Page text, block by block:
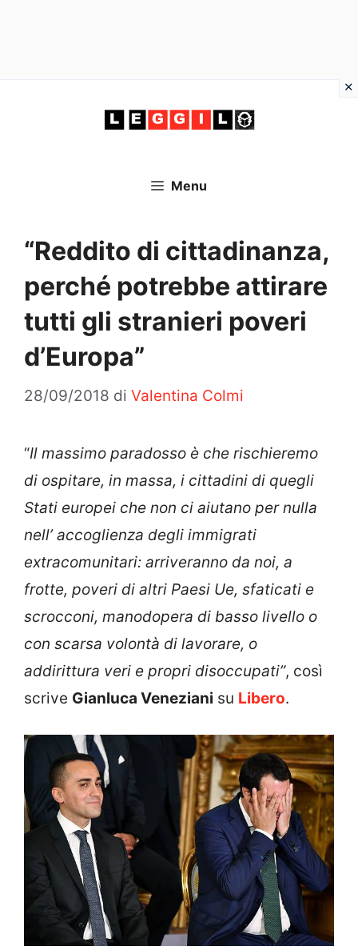
Menu
“Reddito di cittadinanza,
perché potrebbe attirare
tutti gli stranieri poveri
d’Europa”
28/09/2018 di Valentina Colmi
“Il massimo paradosso è che rischieremo
di ospitare, in massa, i cittadini di quegli
Stati europei che non ci aiutano per nulla
nell’ accoglienza degli immigrati
extracomunitari: arriveranno da noi, a
frotte, poveri di altri Paesi Ue, sfaticati e
scrocconi, manodopera di basso livello o
con scarsa volontà di lavorare, o
addirittura veri e propri disoccupati”, così
scrive Gianluca Veneziani su Libero.